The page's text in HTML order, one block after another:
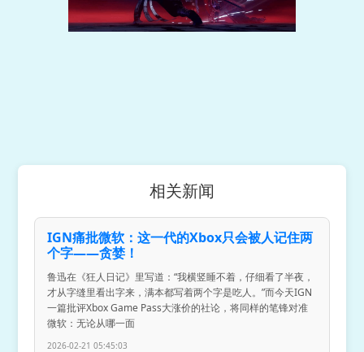
相关新闻
IGN痛批微软：这一代的Xbox只会被人记住两
个字——贪婪！
鲁迅在《狂人日记》里写道：“我横竖睡不着，仔细看了半夜，
才从字缝里看出字来，满本都写着两个字是吃人。”而今天IGN
一篇批评Xbox Game Pass大涨价的社论，将同样的笔锋对准
微软：无论从哪一面
2026-02-21 05:45:03